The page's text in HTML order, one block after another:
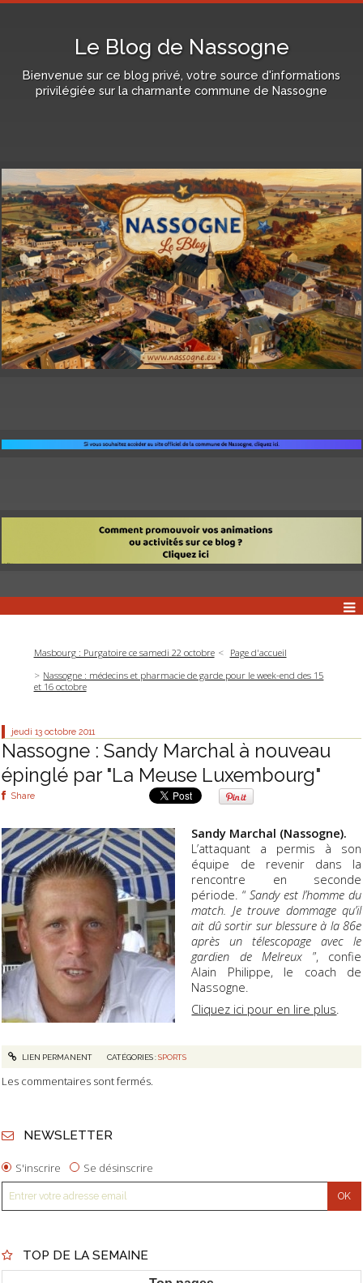
Le Blog de Nassogne
Bienvenue sur ce blog privé, votre source d'informations
privilégiée sur la charmante commune de Nassogne
Masbourg : Purgatoire ce samedi 22 octobre
Page d'accueil
Nassogne : médecins et pharmacie de garde pour le week-end des 15
et 16 octobre
jeudi 13 octobre 2011
Nassogne : Sandy Marchal à nouveau
épinglé par "La Meuse Luxembourg"
Share
Sandy Marchal (Nassogne).
L’attaquant a permis à son
équipe de revenir dans la
rencontre en seconde
période. “ Sandy est l’homme du
match. Je trouve dommage qu’il
ait dû sortir sur blessure à la 86e
après un télescopage avec le
gardien de Melreux ”, confie
Alain Philippe, le coach de
Nassogne.
Cliquez ici pour en lire plus
LIEN PERMANENT CATÉGORIES :SPORTS
Les commentaires sont fermés.
NEWSLETTER
S'inscrire Se désinscrire
TOP DE LA SEMAINE